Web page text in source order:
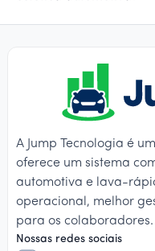
A Jump Tecnologia é
oferece um sistema
automotiva e lava-
operacional, melhor
para os colaboradores.
Nossas redes sociais